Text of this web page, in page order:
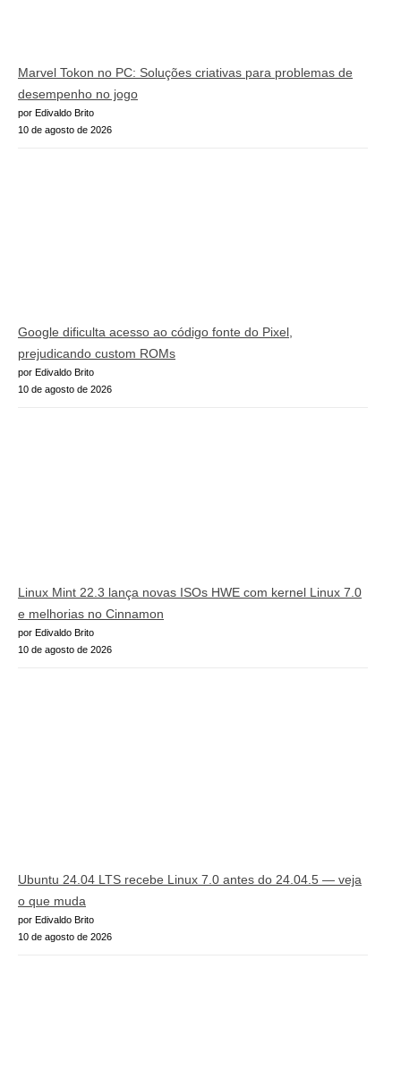
Marvel Tokon no PC: Soluções criativas para problemas de
desempenho no jogo
por Edivaldo Brito
10 de agosto de 2026
Google dificulta acesso ao código fonte do Pixel,
prejudicando custom ROMs
por Edivaldo Brito
10 de agosto de 2026
Linux Mint 22.3 lança novas ISOs HWE com kernel Linux 7.0
e melhorias no Cinnamon
por Edivaldo Brito
10 de agosto de 2026
Ubuntu 24.04 LTS recebe Linux 7.0 antes do 24.04.5 — veja
o que muda
por Edivaldo Brito
10 de agosto de 2026